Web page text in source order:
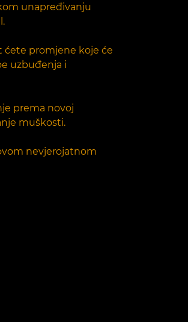
unapređivanju
ćete promjene koje će
uzbuđenja i
prema novoj
muškosti.
nevjerojatnom